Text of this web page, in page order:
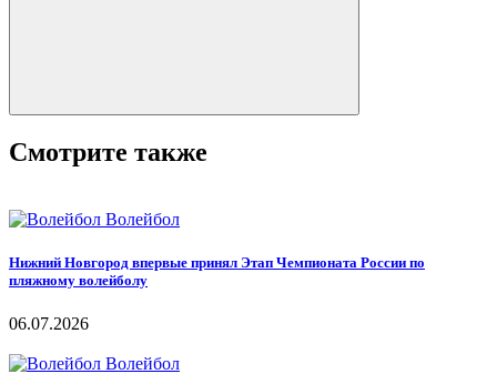
Смотрите также
Волейбол
Нижний Новгород впервые принял Этап Чемпионата России по
пляжному волейболу
06.07.2026
Волейбол